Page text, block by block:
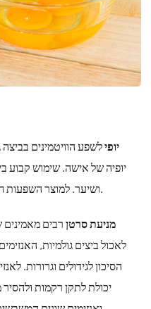
יופילשפע הוויטמינים
יופיה של אישה. שימוש קבוע
ושיער. למוצר השפעות חיוביות גם על השיניים והחניכיים.
מניעת סרטן רבים
לאכול ביצים גולמיות,
הסיכון לגידולים וגרורות.